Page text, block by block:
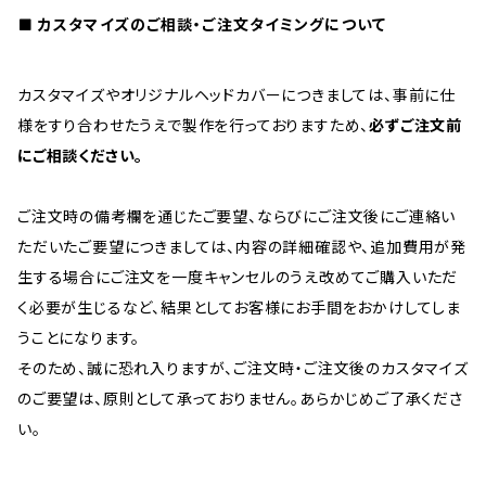
カスタマイズのご相談・ご注文タイミングについて
カスタマイズやオリジナルヘッドカバーにつきましては、事前に仕
様をすり合わせたうえで製作を行っておりますため、必ずご注文前
にご相談ください。
ご注文時の備考欄を通じたご要望、ならびにご注文後にご連絡い
ただいたご要望につきましては、内容の詳細確認や、追加費用が発
生する場合にご注文を一度キャンセルのうえ改めてご購入いただ
く必要が生じるなど、結果としてお客様にお手間をおかけしてしま
うことになります。
そのため、誠に恐れ入りますが、ご注文時・ご注文後のカスタマイズ
のご要望は、原則として承っておりません。あらかじめご了承くださ
い。